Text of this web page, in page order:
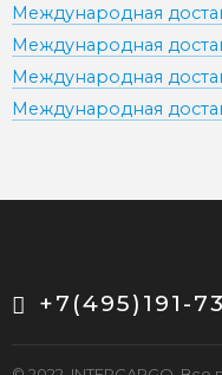
Международная
Международная
Международная
Международная
+7(495)191-